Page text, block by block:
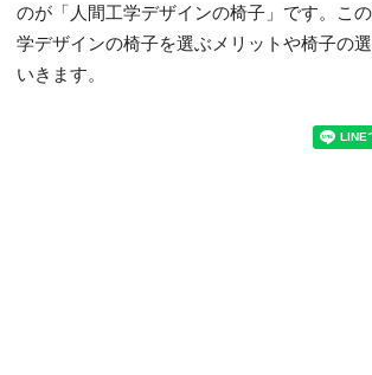
のが「人間工学デザインの椅子」です。こ
学デザインの椅子を選ぶメリットや椅子の
いきます。